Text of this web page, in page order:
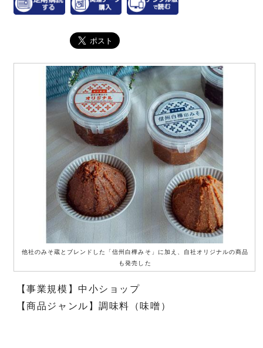
他社のみそ蔵とブレンドした「信州白樺みそ」に加え、自社オリジナルの商品
も発売した
【事業規模】中小ショップ
【商品ジャンル】調味料（味噌）